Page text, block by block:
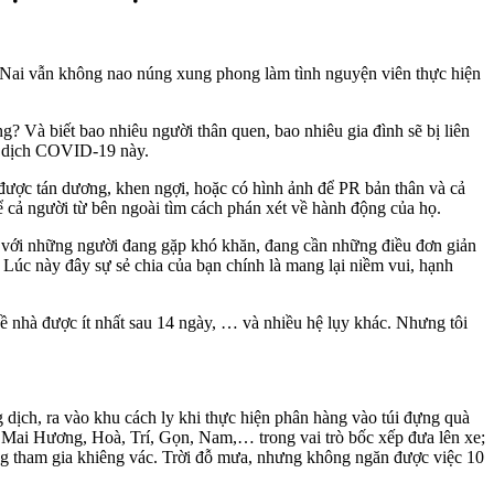
vẫn không nao núng xung phong làm tình nguyện viên thực hiện
Và biết bao nhiêu người thân quen, bao nhiêu gia đình sẽ bị liên
COVID-19 này.
tán dương, khen ngợi, hoặc có hình ảnh để PR bản thân và cả
người từ bên ngoài tìm cách phán xét về hành động của họ.
những người đang gặp khó khăn, đang cần những điều đơn giản
này đây sự sẻ chia của bạn chính là mang lại niềm vui, hạnh
nhà được ít nhất sau 14 ngày, … và nhiều hệ lụy khác. Nhưng tôi
ra vào khu cách ly khi thực hiện phân hàng vào túi đựng quà
Hương, Hoà, Trí, Gọn, Nam,… trong vai trò bốc xếp đưa lên xe;
gia khiêng vác. Trời đỗ mưa, nhưng không ngăn được việc 10